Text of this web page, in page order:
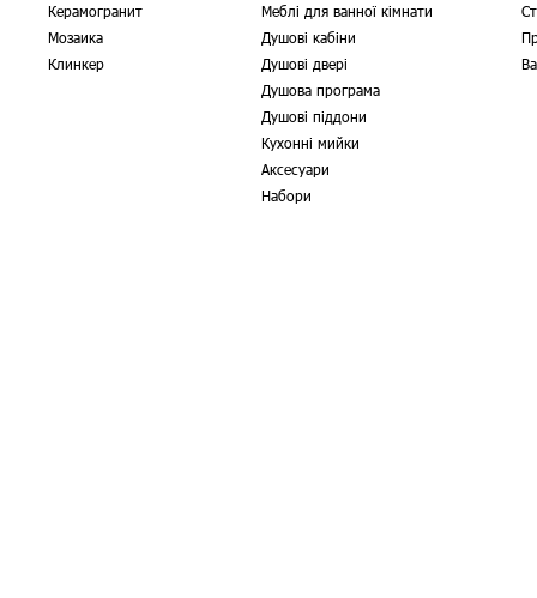
Керамогранит
Мозаика
Клинкер
Меблі для ванної кімнати
Душові кабіни
Душові двері
Душова програма
Душові піддони
Кухонні мийки
Аксесуари
Набори